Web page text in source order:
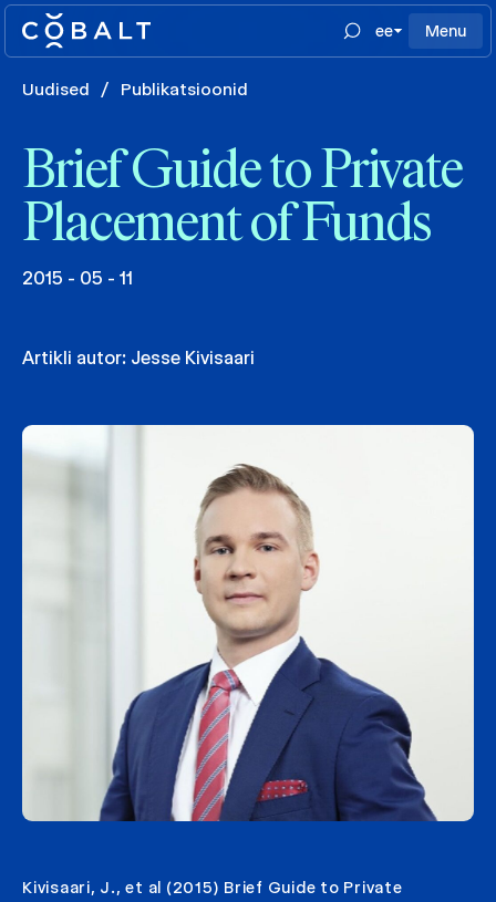
ee Menu
Uudised / Publikatsioonid
Brief Guide to Private
Placement of Funds
2015 - 05 - 11
Artikli autor: Jesse Kivisaari
Kivisaari, J., et al (2015) Brief Guide to Private